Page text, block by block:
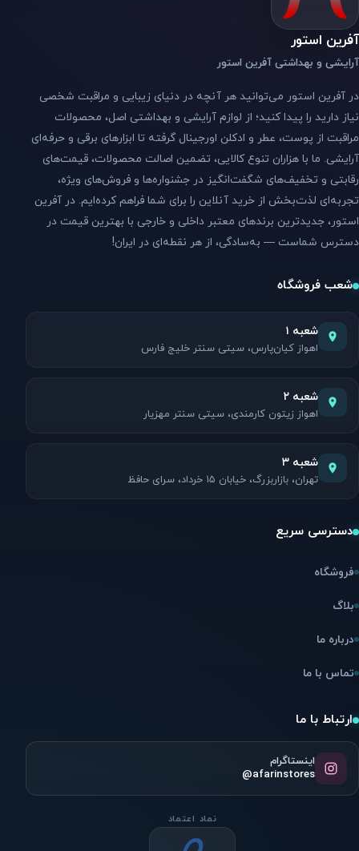
آفرین استور
آرایشی و بهداشتی آفرین استور
در آفرین استور می‌توانید هر آنچه در دنیای زیبایی و مراقبت شخصی
نیاز دارید را پیدا کنید؛ از لوازم آرایشی و بهداشتی اصل، محصولات
مراقبت از پوست، عطر و ادکلن اورجینال گرفته تا ابزارهای برقی و حرفه‌ای
آرایشی. ما با هزاران تنوع کالایی، تضمین اصالت محصولات، قیمت‌های
رقابتی و تخفیف‌های شگفت‌انگیز در جشنواره‌ها و فروش‌های ویژه،
تجربه‌ای لذت‌بخش از خرید آنلاین را برای شما فراهم کرده‌ایم. در آفرین
استور، جدیدترین برندهای معتبر داخلی و خارجی با بهترین قیمت در
دسترس شماست — به‌سادگی، از هر نقطه‌ای در ایران!
شعب فروشگاه
شعبه ۱
اهواز کیان‌پارس، سیتی سنتر خلیج فارس
شعبه ۲
اهواز زیتون کارمندی، سیتی سنتر مهزیار
شعبه ۳
تهران، بازاربزرگ، خیابان ۱۵ خرداد، سرای حافظ
دسترسی سریع
فروشگاه
بلاگ
درباره ما
تماس با ما
ارتباط با ما
اینستاگرام
@afarinstores
نماد اعتماد